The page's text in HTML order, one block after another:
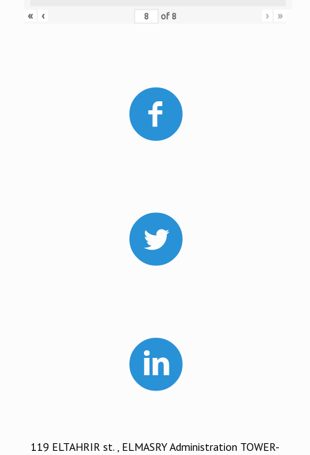
«
‹ of 8 › »
119 ELTAHRIR st. , ELMASRY Administration TOWER-